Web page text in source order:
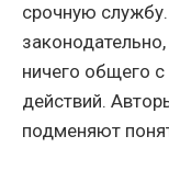
срочную
ничего общего
действий.
подменяют